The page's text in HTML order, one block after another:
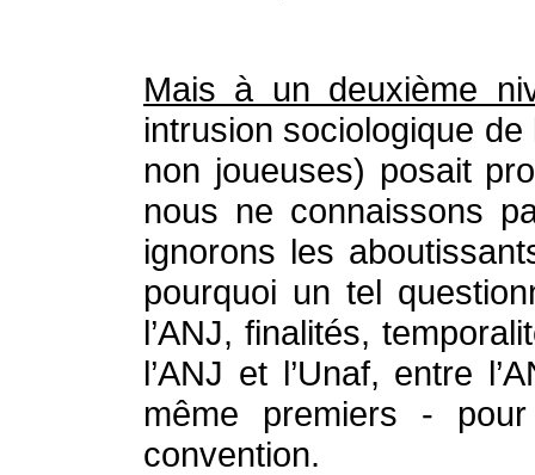
Mais à un deuxième
intrusion sociologique de
non joueuses) posait
nous ne connaissons
ignorons les
pourquoi un tel
l’ANJ, finalités,
l’ANJ et l’Unaf, entre
même premiers -
convention.